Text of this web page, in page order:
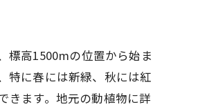
標高1500mの位置から始ま
特に春には新緑、秋には紅
きます。地元の動植物に詳